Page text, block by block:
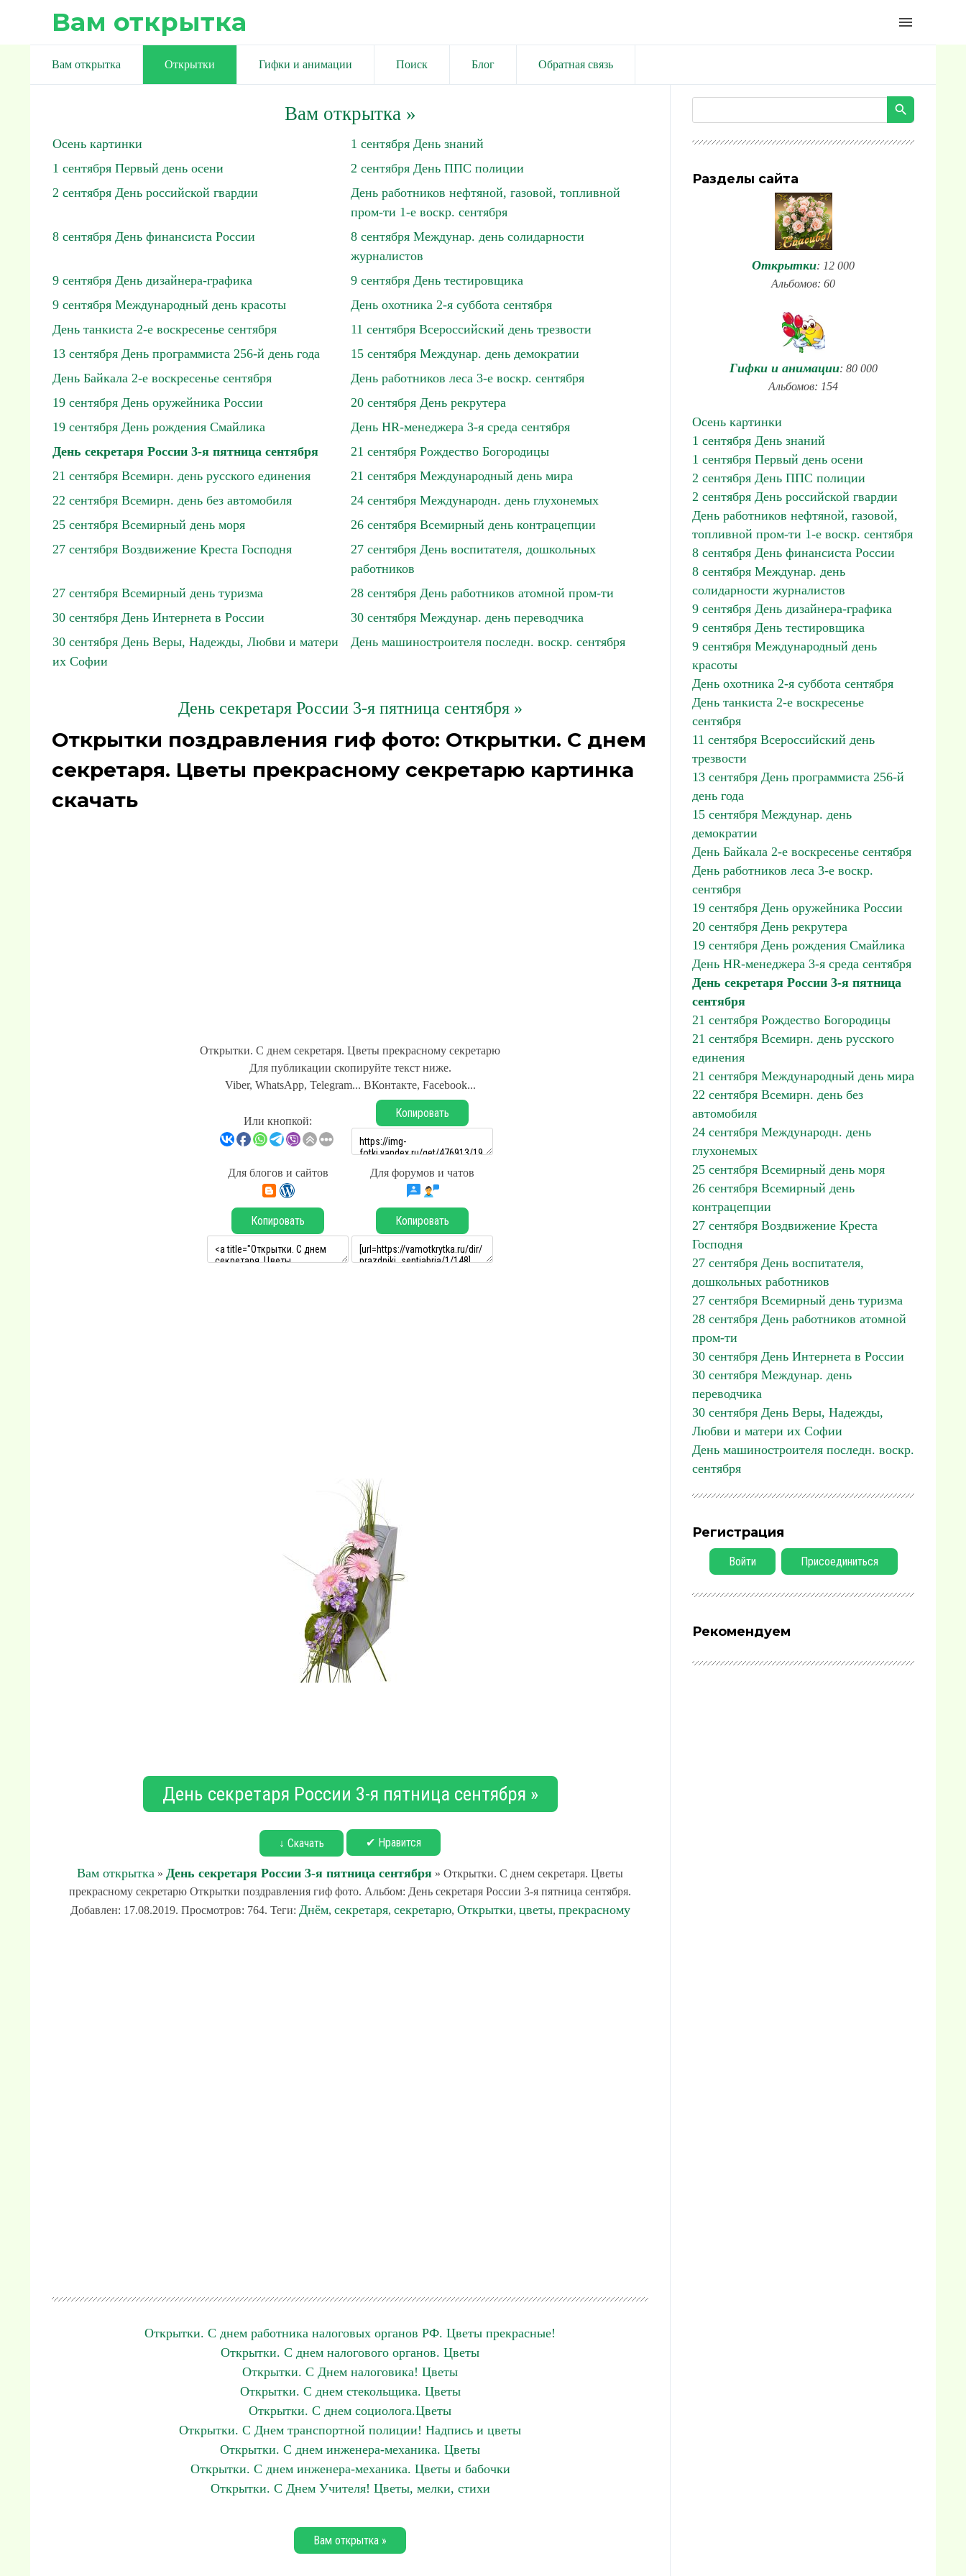
Вам открытка menu
Вам открытка Открытки Гифки и анимации Поиск Блог Обратная связь
Вам открытка»
Осень картинки
1 сентября День знаний
1 сентября Первый день осени
2 сентября День ППС полиции
2 сентября День российской гвардии
День работников нефтяной, газовой, топливной
пром-ти 1-е воскр. сентября
8 сентября День финансиста России
8 сентября Междунар. день солидарности
журналистов
9 сентября День дизайнера-графика
9 сентября День тестировщика
9 сентября Международный день красоты
День охотника 2-я суббота сентября
День танкиста 2-е воскресенье сентября
11 сентября Всероссийский день трезвости
13 сентября День программиста 256-й день года
15 сентября Междунар. день демократии
День Байкала 2-е воскресенье сентября
День работников леса 3-е воскр. сентября
19 сентября День оружейника России
20 сентября День рекрутера
19 сентября День рождения Смайлика
День HR-менеджера 3-я среда сентября
День секретаря России 3-я пятница сентября
21 сентября Рождество Богородицы
21 сентября Всемирн. день русского единения
21 сентября Международный день мира
22 сентября Всемирн. день без автомобиля
24 сентября Международн. день глухонемых
25 сентября Всемирный день моря
26 сентября Всемирный день контрацепции
27 сентября Воздвижение Креста Господня
27 сентября День воспитателя, дошкольных
работников
27 сентября Всемирный день туризма
28 сентября День работников атомной пром-ти
30 сентября День Интернета в России
30 сентября Междунар. день переводчика
30 сентября День Веры, Надежды, Любви и матери
их Софии
День машиностроителя последн. воскр. сентября
День секретаря России 3-я пятница сентября »
Открытки поздравления гиф фото: Открытки. С днем
секретаря. Цветы прекрасному секретарю картинка
скачать
Открытки. С днем секретаря. Цветы прекрасному секретарю
Для публикации скопируйте текст ниже.
Viber, WhatsApp, Telegram... ВКонтакте, Facebook...
Или кнопкой:
Копировать
Для блогов и сайтов Для форумов и чатов
Копировать Копировать
День секретаря России 3-я пятница сентября »
↓ Скачать ✔ Нравится
Вам открытка » День секретаря России 3-я пятница сентября » Открытки. С днем секретаря. Цветы
прекрасному секретарю Открытки поздравления гиф фото. Альбом: День секретаря России 3-я пятница сентября.
Добавлен: 17.08.2019. Просмотров: 764. Теги: Днём, секретаря, секретарю, Открытки, цветы, прекрасному
Открытки. С днем работника налоговых органов РФ. Цветы прекрасные!
Открытки. С днем налогового органов. Цветы
Открытки. С Днем налоговика! Цветы
Открытки. С днем стекольщика. Цветы
Открытки. С днем социолога.Цветы
Открытки. С Днем транспортной полиции! Надпись и цветы
Открытки. С днем инженера-механика. Цветы
Открытки. С днем инженера-механика. Цветы и бабочки
Открытки. С Днем Учителя! Цветы, мелки, стихи
Вам открытка »
Разделы сайта
Открытки: 12 000
Альбомов: 60
Гифки и анимации: 80 000
Альбомов: 154
Осень картинки
1 сентября День знаний
1 сентября Первый день осени
2 сентября День ППС полиции
2 сентября День российской гвардии
День работников нефтяной, газовой,
топливной пром-ти 1-е воскр. сентября
8 сентября День финансиста России
8 сентября Междунар. день
солидарности журналистов
9 сентября День дизайнера-графика
9 сентября День тестировщика
9 сентября Международный день
красоты
День охотника 2-я суббота сентября
День танкиста 2-е воскресенье
сентября
11 сентября Всероссийский день
трезвости
13 сентября День программиста 256-й
день года
15 сентября Междунар. день
демократии
День Байкала 2-е воскресенье сентября
День работников леса 3-е воскр.
сентября
19 сентября День оружейника России
20 сентября День рекрутера
19 сентября День рождения Смайлика
День HR-менеджера 3-я среда сентября
День секретаря России 3-я пятница
сентября
21 сентября Рождество Богородицы
21 сентября Всемирн. день русского
единения
21 сентября Международный день мира
22 сентября Всемирн. день без
автомобиля
24 сентября Международн. день
глухонемых
25 сентября Всемирный день моря
26 сентября Всемирный день
контрацепции
27 сентября Воздвижение Креста
Господня
27 сентября День воспитателя,
дошкольных работников
27 сентября Всемирный день туризма
28 сентября День работников атомной
пром-ти
30 сентября День Интернета в России
30 сентября Междунар. день
переводчика
30 сентября День Веры, Надежды,
Любви и матери их Софии
День машиностроителя последн. воскр.
сентября
Регистрация
Войти Присоединиться
Рекомендуем